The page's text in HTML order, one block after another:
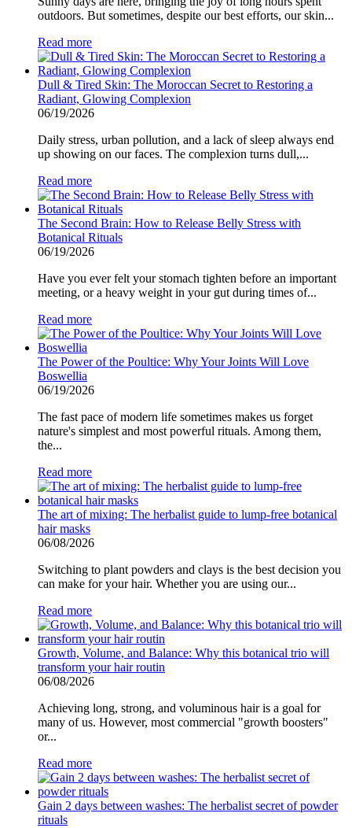
outdoors. But sometimes, despite our best efforts, our skin...
Read more
Dull & Tired Skin: The Moroccan Secret to Restoring a
Radiant, Glowing Complexion
06/19/2026
Daily stress, urban pollution, and a lack of sleep always end
up showing on our faces. The complexion turns dull,...
Read more
The Second Brain: How to Release Belly Stress with
Botanical Rituals
06/19/2026
Have you ever felt your stomach tighten before an important
meeting, or a heavy weight in your gut during times of...
Read more
The Power of the Poultice: Why Your Joints Will Love
Boswellia
06/19/2026
The fast pace of modern life sometimes makes us forget
nature's simplest and most powerful rituals. Among them,
the...
Read more
The art of mixing: The herbalist guide to lump-free botanical
hair masks
06/08/2026
Switching to plant powders and clays is the best decision you
can make for your hair. Whether you are using our...
Read more
Growth, Volume, and Balance: Why this botanical trio will
transform your hair routin
06/08/2026
Achieving long, strong, and voluminous hair is a goal for
many of us. However, most commercial "growth boosters"
or...
Read more
Gain 2 days between washes: The herbalist secret of powder
rituals